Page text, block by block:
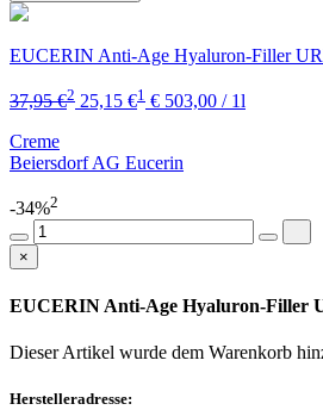
EUCERIN Anti-Age Hyaluron-Filler
37,95 €2 25,15 €1 € 503,00 / 1l
Creme
Beiersdorf AG Eucerin
-34%2
×
EUCERIN Anti-Age Hyaluron-Filler
Dieser Artikel wurde dem Warenkorb
Herstelleradresse: